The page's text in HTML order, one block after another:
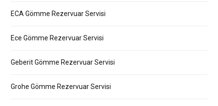
ECA Gömme Rezervuar Servisi
Ece Gömme Rezervuar Servisi
Geberit Gömme Rezervuar Servisi
Grohe Gömme Rezervuar Servisi